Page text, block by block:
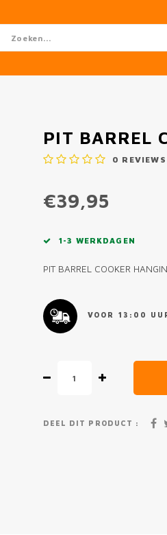
PIT BARREL
0 REVIEWS
€39,95
1-3 WERKDAGEN
PIT BARREL COOKER
VOOR 13:00
DEEL DIT PRODUCT :